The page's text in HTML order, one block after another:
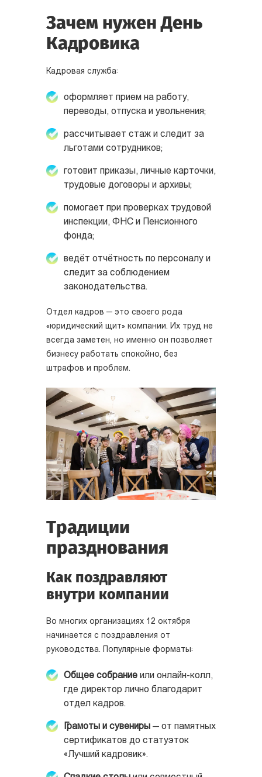
Зачем нужен День
Кадровика
Кадровая служба:
оформляет прием на работу,
переводы, отпуска и увольнения;
рассчитывает стаж и следит за
льготами сотрудников;
готовит приказы, личные карточки,
трудовые договоры и архивы;
помогает при проверках трудовой
инспекции, ФНС и Пенсионного
фонда;
ведёт отчётность по персоналу и
следит за соблюдением
законодательства.
Отдел кадров — это своего рода
«юридический щит» компании. Их труд не
всегда заметен, но именно он позволяет
бизнесу работать спокойно, без
штрафов и проблем.
Традиции
празднования
Как поздравляют
внутри компании
Во многих организациях 12 октября
начинается с поздравления от
руководства. Популярные форматы:
Общее собрание или онлайн-колл,
где директор лично благодарит
отдел кадров.
Грамоты и сувениры — от памятных
сертификатов до статуэток
«Лучший кадровик».